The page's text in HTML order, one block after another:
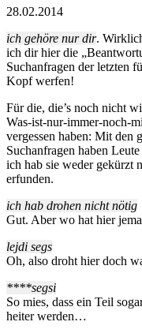
28.02.2014
ich gehöre nur dir.
ich dir hier die
Suchanfragen der letzten
Kopf werfen!
Für die, die’s noch nicht
Was-ist-nur-immer-noch-
vergessen haben: Mit den
Suchanfragen haben
ich hab sie weder gekürzt
erfunden.
ich hab drohen nicht nötig
Gut. Aber wo hat hier
lejdi segs
Oh, also droht hier doch
****segsi
So mies, dass ein Teil
heiter werden…